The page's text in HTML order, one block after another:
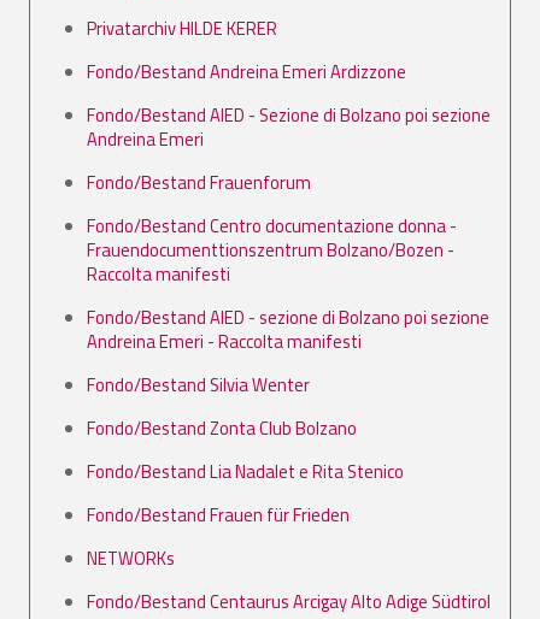
Privatarchiv HILDE KERER
Fondo/Bestand Andreina Emeri Ardizzone
Fondo/Bestand AIED - Sezione di Bolzano poi sezione
Andreina Emeri
Fondo/Bestand Frauenforum
Fondo/Bestand Centro documentazione donna -
Frauendocumenttionszentrum Bolzano/Bozen -
Raccolta manifesti
Fondo/Bestand AIED - sezione di Bolzano poi sezione
Andreina Emeri - Raccolta manifesti
Fondo/Bestand Silvia Wenter
Fondo/Bestand Zonta Club Bolzano
Fondo/Bestand Lia Nadalet e Rita Stenico
Fondo/Bestand Frauen für Frieden
NETWORKs
Fondo/Bestand Centaurus Arcigay Alto Adige Südtirol